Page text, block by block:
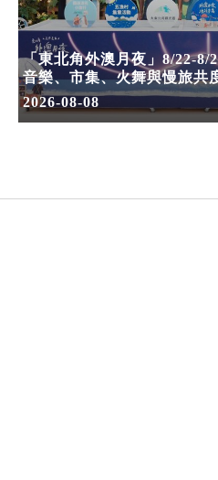
「東北角外澳月夜」8/22-8/
音樂、市集、火舞與慢旅共
2026-08-08